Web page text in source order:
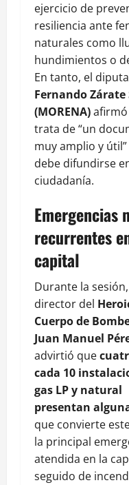
ejercicio de
resiliencia ante
naturales como
hundimientos o
En tanto, el
Fernando Zárate
(MORENA)
trata de “un
muy amplio y
debe difundirse
ciudadanía.
Emergencias
recurrentes
capital
Durante la
director del
Cuerpo de
Juan Manuel
advirtió que
cada 10
gas LP y natural
presentan
que convierte
la principal
atendida en la
seguido de